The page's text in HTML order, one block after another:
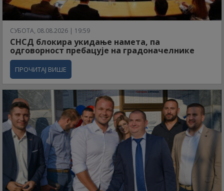
СУБОТА, 08.08.2026 | 19:59
СНСД блокира укидање намета, па
одговорност пребацује на градоначелнике
ПРОЧИТАЈ ВИШЕ